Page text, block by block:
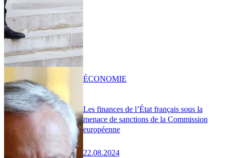
Les finances de l’État français sous la
menace de sanctions de la Commission
européenne
22.08.2024
ÉCONOMIE